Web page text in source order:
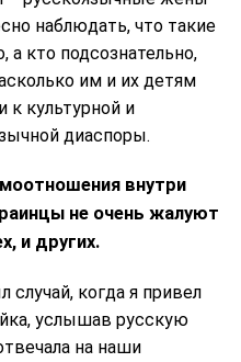
наблюдать, что такие
а кто подсознательно,
им и их детям
культурной и
диаспоры.
внутри
не очень жалуют
и других.
когда я привел
услышав русскую
на наши